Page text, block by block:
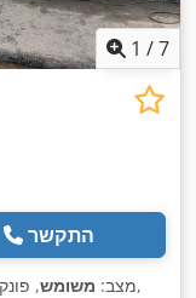
1 /7
התקשר
מצב: משומש, ,